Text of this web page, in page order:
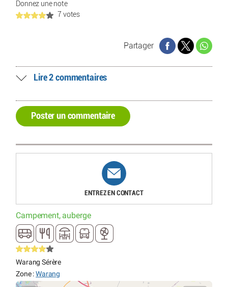
Donnez une note
7 votes
Partager
Lire 2 commentaires
Poster un commentaire
ENTREZ EN CONTACT
Campement, auberge
Warang Sérère
Zone :Warang